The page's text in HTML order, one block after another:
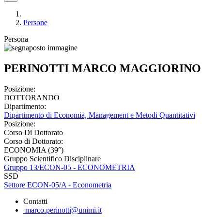
Persone
Persona
PERINOTTI MARCO MAGGIORINO
Posizione:
DOTTORANDO
Dipartimento:
Dipartimento di Economia, Management e Metodi Quantitativi
Posizione:
Corso Di Dottorato
Corso di Dottorato:
ECONOMIA (39°)
Gruppo Scientifico Disciplinare
Gruppo 13/ECON-05 - ECONOMETRIA
SSD
Settore ECON-05/A - Econometria
Contatti
marco.perinotti@unimi.it